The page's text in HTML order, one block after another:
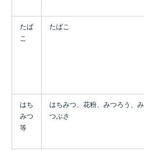
たば
こ
たばこ
はち
みつ
等
はちみつ、花粉、みつろう、み
つぶさ